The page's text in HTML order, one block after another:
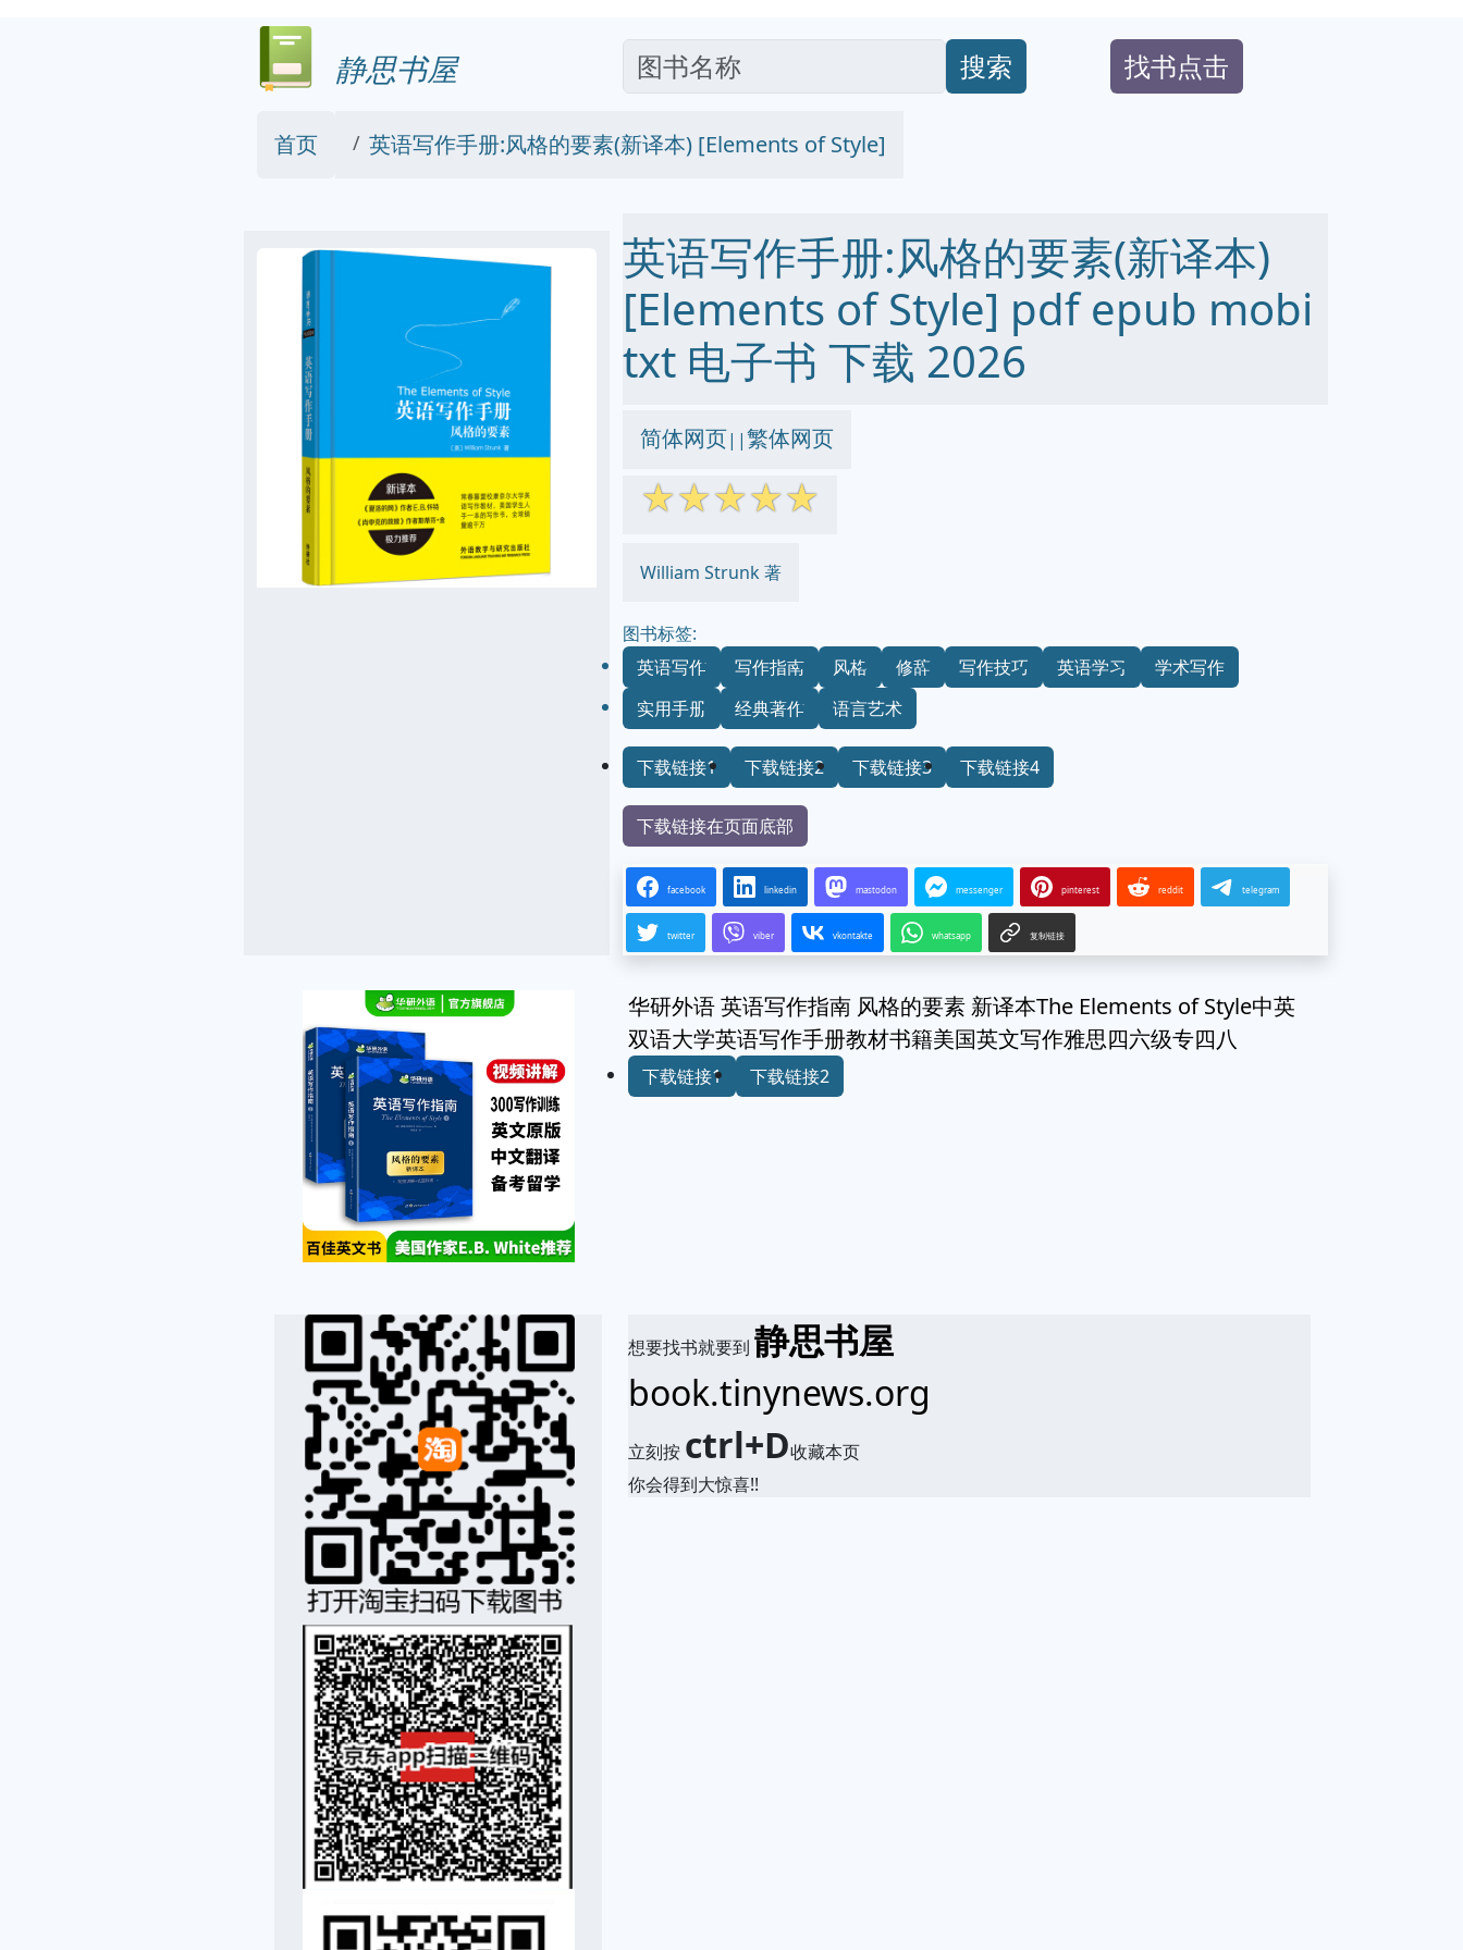
静思书屋 搜索 找书点击
首页 英语写作手册:风格的要素(新译本) [Elements of Style]
英语写作手册:风格的要素(新译本)
[Elements of Style] pdf epub mobi
txt 电子书 下载 2026
简体网页||繁体网页
☆☆☆☆☆
William Strunk 著
图书标签:
英语写作
写作指南 风格 修辞 写作技巧 英语学习
学术写作
实用手册
经典著作 语言艺术
下载链接1 下载链接2 下载链接3 下载链接4
下载链接在页面底部
facebook linkedin mastodon messenger pinterest reddit telegram
twitter viber vkontakte whatsapp 复制链接
华研外语 英语写作指南 风格的要素 新译本The Elements of Style中英
双语大学英语写作手册教材书籍美国英文写作雅思四六级专四八
下载链接1 下载链接2
想要找书就要到静思书屋
book.tinynews.org
立刻按 ctrl+D收藏本页
你会得到大惊喜!!